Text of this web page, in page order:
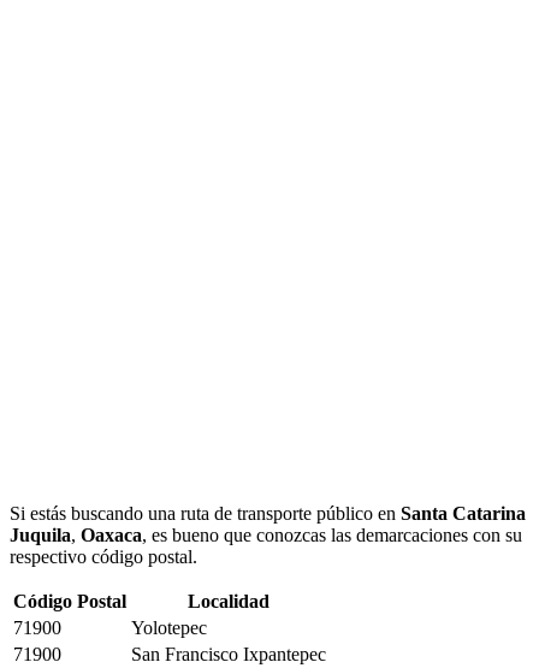
Si estás buscando una ruta de transporte público en Santa Catarina
Juquila, Oaxaca, es bueno que conozcas las demarcaciones con su
respectivo código postal.
Código Postal
Localidad
71900
Yolotepec
71900
San Francisco Ixpantepec